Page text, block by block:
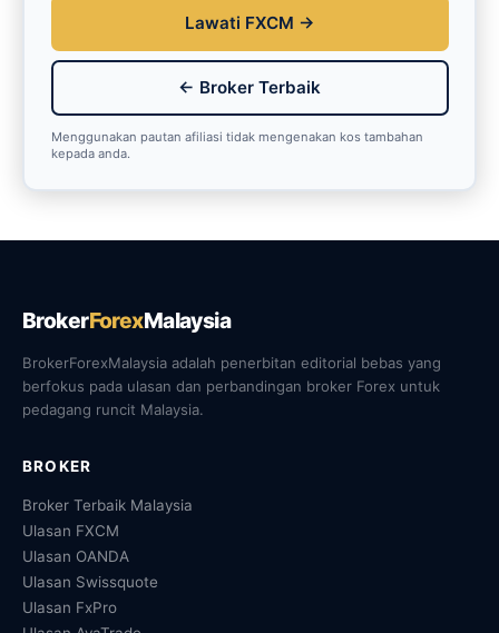
Lawati FXCM →
← Broker Terbaik
Menggunakan pautan afiliasi tidak mengenakan kos tambahan
kepada anda.
BrokerForexMalaysia
BrokerForexMalaysia adalah penerbitan editorial bebas yang
berfokus pada ulasan dan perbandingan broker Forex untuk
pedagang runcit Malaysia.
BROKER
Broker Terbaik Malaysia
Ulasan FXCM
Ulasan OANDA
Ulasan Swissquote
Ulasan FxPro